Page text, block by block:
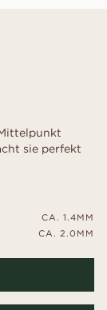
sie perfekt
CA. 1.4MM
CA. 2.0MM